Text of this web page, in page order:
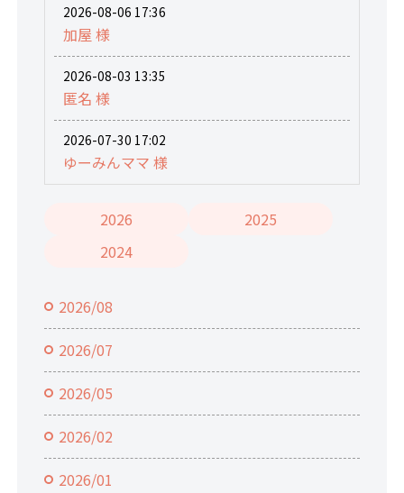
2026-08-06 17:36
加屋 様
2026-08-03 13:35
匿名 様
2026-07-30 17:02
ゆーみんママ 様
2026
2025
2024
2026/08
2026/07
2026/05
2026/02
2026/01